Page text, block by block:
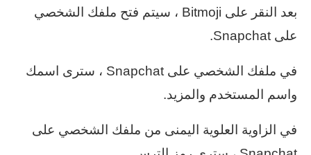
بعد النقر على Bitmoji ، سيتم فتح ملفك الشخصي
على Snapchat.
في ملفك الشخصي على Snapchat ، سترى اسمك
واسم المستخدم والمزيد.
في الزاوية العلوية اليمنى من ملفك الشخصي على